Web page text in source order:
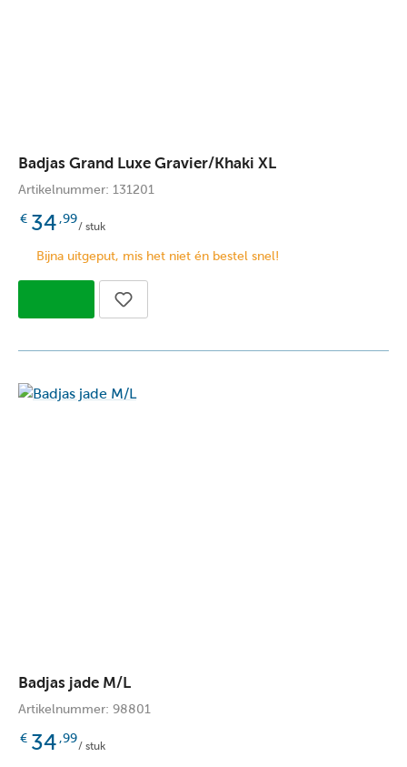
Badjas Grand Luxe Gravier/Khaki XL
Artikelnummer: 131201
€ 34,99
/ stuk
Bijna uitgeput, mis het niet én bestel snel!
Badjas jade M/L
Artikelnummer: 98801
€ 34 ,99
/ stuk